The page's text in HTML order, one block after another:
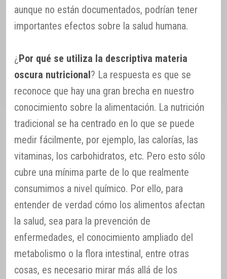
aunque no están documentados, podrían tener
importantes efectos sobre la salud humana.
¿ Por qué se utiliza la descriptiva materia
oscura nutricional? La respuesta es que se
reconoce que hay una gran brecha en nuestro
conocimiento sobre la alimentación. La nutrición
tradicional se ha centrado en lo que se puede
medir fácilmente, por ejemplo, las calorías, las
vitaminas, los carbohidratos, etc. Pero esto sólo
cubre una mínima parte de lo que realmente
consumimos a nivel químico. Por ello, para
entender de verdad cómo los alimentos afectan
la salud, sea para la prevención de
enfermedades, el conocimiento ampliado del
metabolismo o la flora intestinal, entre otras
cosas, es necesario mirar más allá de los